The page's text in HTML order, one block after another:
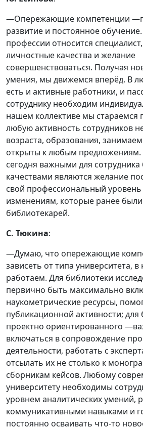
—Опережающие компетенции
развитие и постоянное
профессии относится
личностные качества и желание
совершенствоваться. Получая
умения, мы движемся вперёд. В
есть и активные работники, и
сотруднику необходим
нашем коллективе мы стараемся
любую активность сотрудников
возраста, образования,
открыты к любым предложениям.
сегодня важными для сотрудника
качествами являются желание
свой профессиональный уровень
изменениям, которые ранее
библиотекарей.
С. Тюкина:
—Думаю, что опережающие
зависеть от типа университета,
работаем. Для библиотеки
первично быть максимально
наукометрические ресурсы,
публикационной активности; для
проектно ориентированного
включаться в сопровождение
деятельности, работать с
отсылать их не столько к
сборникам кейсов. Любому
университету необходимы
уровнем аналитических умений,
коммуникативными навыками и
постоянно осваивать что-то